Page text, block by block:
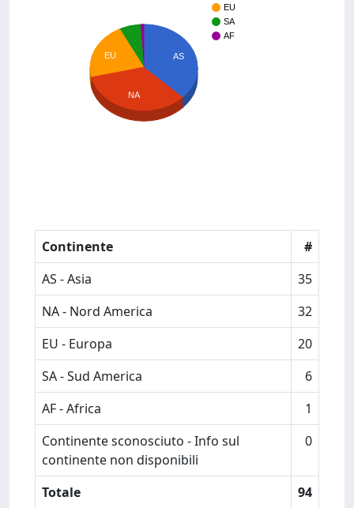
EU
SA
AF
AS
EU
NA
Continente
#
AS - Asia
35
NA - Nord America
32
EU - Europa
20
SA - Sud America
6
AF - Africa
1
Continente sconosciuto - Info sul
continente non disponibili
0
Totale 94